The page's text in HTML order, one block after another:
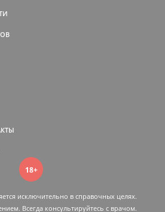
18+
исключительно в справочных целях.
Всегда консультируйтесь c врачом.